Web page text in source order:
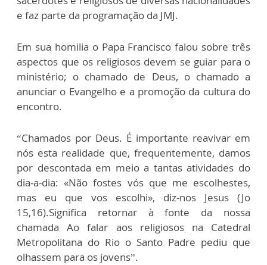
e faz parte da programação da JMJ.
Em sua homilia o Papa Francisco falou sobre três
aspectos que os religiosos devem se guiar para o
ministério; o chamado de Deus, o chamado a
anunciar o Evangelho e a promoção da cultura do
encontro.
“Chamados por Deus. É importante reavivar em
nós esta realidade que, frequentemente, damos
por descontada em meio a tantas atividades do
dia-a-dia: «Não fostes vós que me escolhestes,
mas eu que vos escolhi», diz-nos Jesus (Jo
15,16).Significa retornar à fonte da nossa
chamada Ao falar aos religiosos na Catedral
Metropolitana do Rio o Santo Padre pediu que
olhassem para os jovens”.